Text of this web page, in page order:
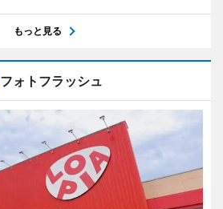
もっと見る
フォトフラッシュ